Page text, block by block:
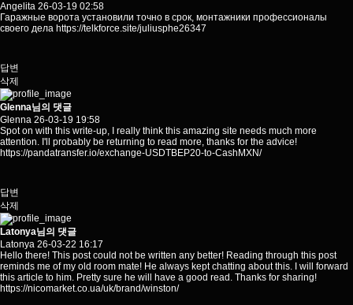
Angelita 26-03-19 02:58
Гаражные ворота установили точно в срок, монтажники профессионалы
своего дела https://telkforce.site/juliusphe26347
답변
삭제
Glenna님의 댓글
Glenna 26-03-19 19:58
Spot on with this write-up, I really think this amazing site needs much more
attention. I'll probably be returning to read more, thanks for the advice!
https://pandatransfer.io/exchange-USDTBEP20-to-CashMXN/
답변
삭제
Latonya님의 댓글
Latonya 26-03-22 16:17
Hello there! This post could not be written any better! Reading through this post
reminds me of my old room mate! He always kept chatting about this. I will forward
this article to him. Pretty sure he will have a good read. Thanks for sharing!
https://nicomarket.co.ua/uk/brand/winston/